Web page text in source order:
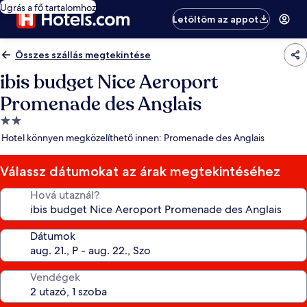
Ugrás a fő tartalomhoz
Letöltöm az appot
Összes szállás megtekintése
ibis budget Nice Aeroport
Promenade des Anglais
2.0
csillagos
Hotel könnyen megközelíthető innen: Promenade des Anglais
Válassz dátumokat az árak megtekintéséhez
Hová utaznál?
Dátumok
Vendégek